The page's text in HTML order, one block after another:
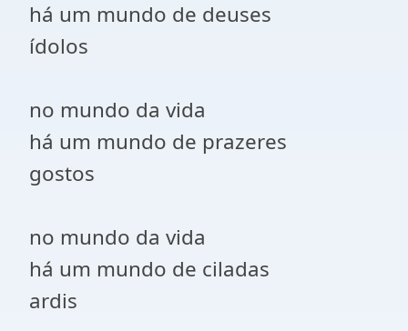
há um mundo de deuses
ídolos
no mundo da vida
há um mundo de prazeres
gostos
no mundo da vida
há um mundo de ciladas
ardis